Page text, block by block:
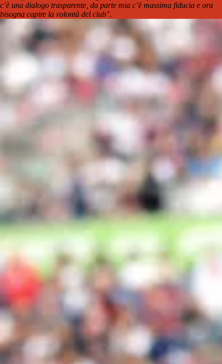
c’è una dialogo trasparente, da parte mia c’è massima fiducia e ora
bisogna capire la volontà del club".